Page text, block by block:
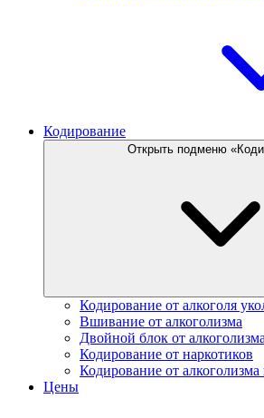
Кодирование
Открыть подменю
Кодирование от алкоголя
Вшивание от алкоголизма
Двойной блок от алкоголизма
Кодирование от наркотиков
Кодирование от
Цены